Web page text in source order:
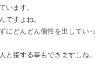
います。
ですよね。
にどんどん個性を出していっ
と接する事もできますしね。